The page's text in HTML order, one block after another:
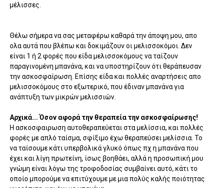
μέλισσες.
Θέλω σήμερα να σας μεταφέρω καθαρά την άποψη μου, απο
ολα αυτά που βλέπω και δοκιμάζουν οι μελισσοκόμοι. Δεν
είναι 1 ή 2 φορές που είδα μελισσοκόμους να ταίζουν
παραγινομένη μπανάνα, και να υποστηρίζουν ότι θεράπευσαν
την ασκοσφαίρωση. Επίσης είδα και πολλές αναρτήσεις απο
μελισσοκόμους στο εξωτερικό, που έδιναν μπανάνα για
ανάπτυξη των μικρών μελισσιών.
Αρχικά... Όσον αφορά την θεραπεία την ασκοσφαίρωσης!
Η ασκοσφαιρωση αυτοθεραπεύεται στα μελίσσια, και πολλές
φορές με απλό ταίσμα, σφίξιμο έχω θεραπεύσει μελίσσια. Το
να ταίσουμε κάτι υπερβολικά γλυκό όπως πχ η μπανάνα που
έχει και λίγη πρωτείνη, ίσως βοηθάει, αλλά η προσωπική μου
γνώμη είναι λόγω της τροφοδοσίας συμβαίνει αυτό, κάτι το
οποίο μπορούμε να επιτύχουμε με μια πολύς καλής ποιότητας